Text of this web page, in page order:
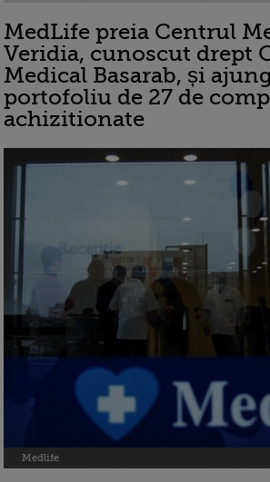
MedLife preia Centrul
Veridia, cunoscut drept
Medical Basarab, și
portofoliu de 27 de
achizitionate
Medlife